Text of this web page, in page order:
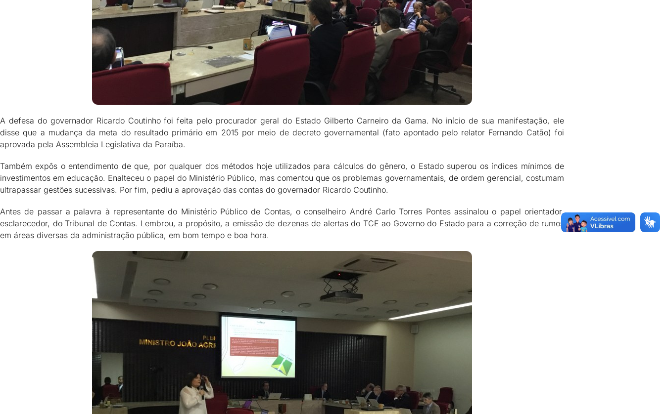
A defesa do governador Ricardo Coutinho foi feita pelo procurador geral do Estado Gilberto Carneiro da Gama. No início de sua manifestação, ele
disse que a mudança da meta do resultado primário em 2015 por meio de decreto governamental (fato apontado pelo relator Fernando Catão) foi
aprovada pela Assembleia Legislativa da Paraíba.
Também expôs o entendimento de que, por qualquer dos métodos hoje utilizados para cálculos do gênero, o Estado superou os índices mínimos de
investimentos em educação. Enalteceu o papel do Ministério Público, mas comentou que os problemas governamentais, de ordem gerencial, costumam
ultrapassar gestões sucessivas. Por fim, pediu a aprovação das contas do governador Ricardo Coutinho.
Antes de passar a palavra à representante do Ministério Público de Contas, o conselheiro André Carlo Torres Pontes assinalou o papel orientador,
esclarecedor, do Tribunal de Contas. Lembrou, a propósito, a emissão de dezenas de alertas do TCE ao Governo do Estado para a correção de rumos
em áreas diversas da administração pública, em bom tempo e boa hora.